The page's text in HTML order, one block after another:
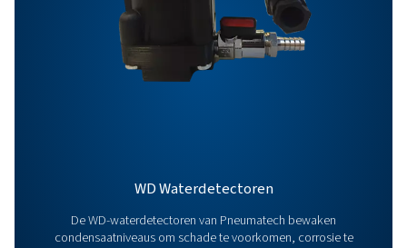
Hebt u vragen of wilt u weten hoe onze oplossingen
condensaatbeheer uw activiteiten kunnen
Neem contact met ons op! Ons team staat klaar om
Neem contact op met onze experts in